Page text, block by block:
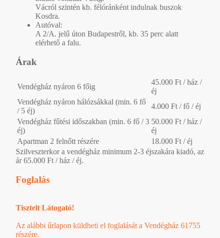
Vácról szintén kb. félóránként indulnak buszok
Kosdra.
Autóval:
A 2/A. jelű úton Budapestről, kb. 35 perc alatt
elérhető a falu.
Árak
Vendégház nyáron 6 főig
45.000 Ft / ház /
éj
Vendégház nyáron hálózsákkal (min. 6 fő
/ 5 éj)
4.000 Ft / fő / éj
Vendégház fűtési időszakban (min. 6 fő / 3
éj)
50.000 Ft / ház /
éj
Apartman 2 felnőtt részére
18.000 Ft / éj
Szilveszterkor a vendégház minimum 2-3 éjszakára kiadó, az
ár 65.000 Ft / ház / éj.
Foglalás
Tisztelt Látogató!
Az alábbi űrlapon küldheti el foglalását a Vendégház 61755
részére.